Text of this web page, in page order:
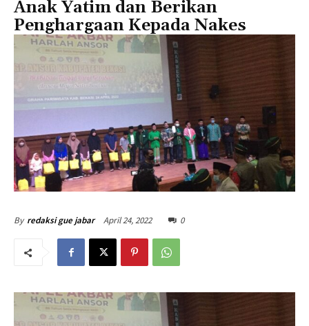
Anak Yatim dan Berikan
Penghargaan Kepada Nakes
By redaksi gue jabar April 24, 2022 0